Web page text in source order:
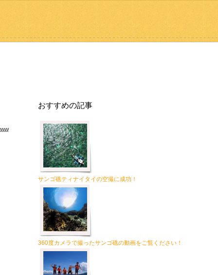
おすすめの記事
サンゴ礁ティナイタイの空撮に成功！
360度カメラで撮ったサンゴ礁の動画をご覧ください！